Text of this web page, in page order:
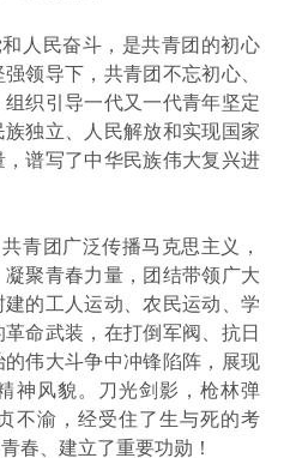
人民奋斗，是共青团的初心
领导下，共青团不忘初心、
织引导一代又一代青年坚定
独立、人民解放和实现国家
谱写了中华民族伟大复兴进
青团广泛传播马克思主义，
聚青春力量，团结带领广大
的工人运动、农民运动、学
命武装，在打倒军阀、抗日
伟大斗争中冲锋陷阵，展现
神风貌。刀光剑影，枪林弹
不渝，经受住了生与死的考
春、建立了重要功勋！